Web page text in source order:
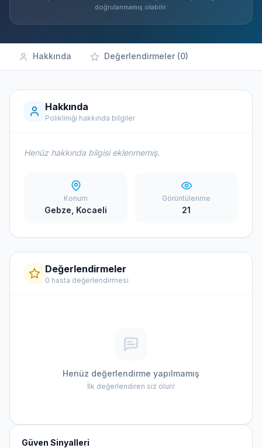
doğrulanmamış olabilir.
Hakkında Değerlendirmeler (0)
Hakkında
Polikliniği hakkında bilgiler
Henüz hakkında bilgisi eklenmemiş.
Konum
Gebze, Kocaeli
Görüntülenme
21
Değerlendirmeler
0 hasta değerlendirmesi
Henüz değerlendirme yapılmamış
İlk değerlendiren siz olun!
Güven Sinyalleri